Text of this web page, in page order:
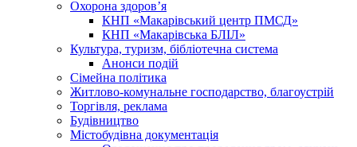
Охорона здоров’я
КНП «Макарівський центр ПМСД»
КНП «Макарівська БЛІЛ»
Культура, туризм, бібліотечна система
Анонси подій
Сімейна політика
Житлово-комунальне господарство, благоустрій
Торгівля, реклама
Будівництво
Містобудівна документація